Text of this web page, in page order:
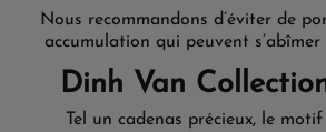
Nous recommandons d’éviter de
accumulation qui peuvent
Dinh Van
Tel un cadenas précieux, le